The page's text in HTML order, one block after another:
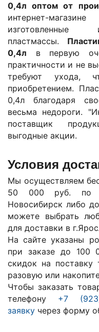
0,4л оптом от
интернет-
изготовленные
пластмассы.
0,4л
в первую
практичности и не
требуют ухода,
приобретением.
0,4л благодаря
весьма недороги.
поставщик
выгодные акции.
Условия
Мы осуществляем
50 000 руб. по
Новосибирск либо
можете выбрать
для доставки в г.
На сайте указаны
при заказе до 100
скидок на
разовую или
Чтобы заказать
телефону
+7
заявку через форму